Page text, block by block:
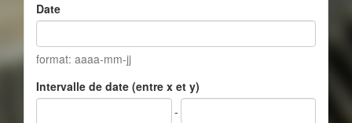
Date
format: aaaa-mm-jj
Intervalle de date (entre x et y)
-